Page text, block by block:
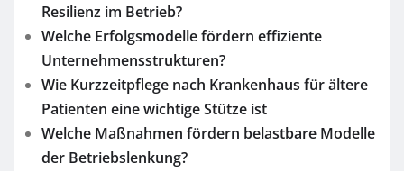
Resilienz im Betrieb?
Welche Erfolgsmodelle fördern effiziente
Unternehmensstrukturen?
Wie Kurzzeitpflege nach Krankenhaus für ältere
Patienten eine wichtige Stütze ist
Welche Maßnahmen fördern belastbare Modelle
der Betriebslenkung?